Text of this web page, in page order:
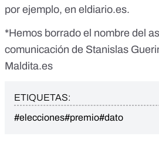
por ejemplo, en eldiario.es.
*Hemos borrado el nombre del
comunicación de Stanislas
Maldita.es
ETIQUETAS:
#elecciones#premio#dato